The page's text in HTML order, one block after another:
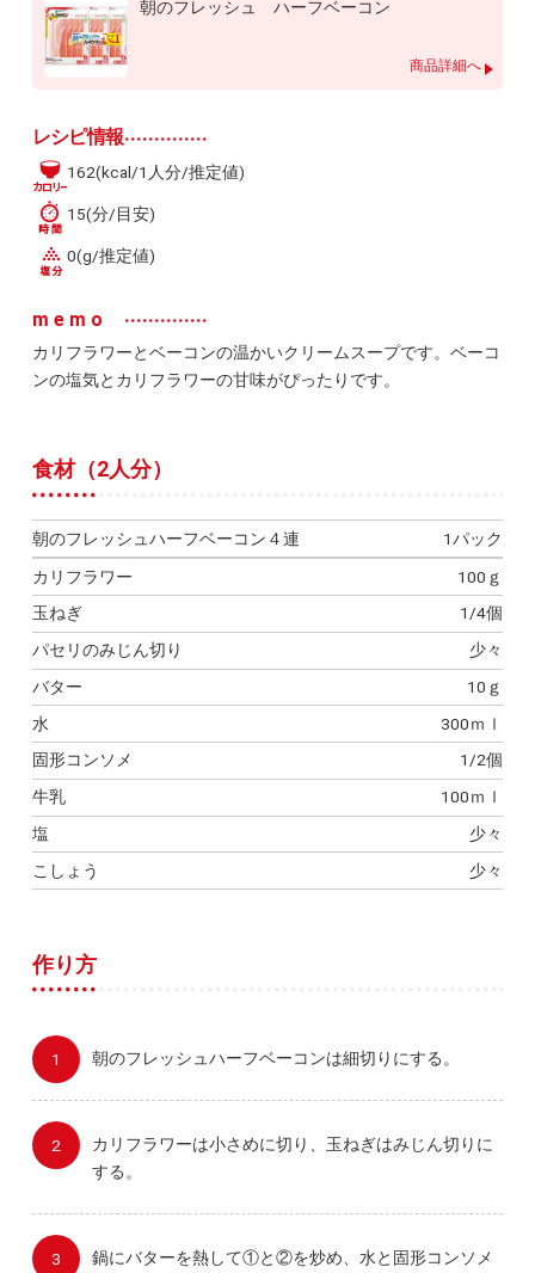
朝のフレッシュ ハーフベーコン
商品詳細へ
レシピ情報
162(kcal/1人分/推定値)
15(分/目安)
0(g/推定値)
memo
カリフラワーとベーコンの温かいクリームスープです。ベーコ
ンの塩気とカリフラワーの甘味がぴったりです。
食材（2人分）
朝のフレッシュハーフベーコン４連
1パック
カリフラワー
100ｇ
玉ねぎ
1/4個
パセリのみじん切り
少々
バター
10ｇ
水
300ｍｌ
固形コンソメ
1/2個
牛乳
100ｍｌ
塩
少々
こしょう
少々
作り方
朝のフレッシュハーフベーコンは細切りにする。
カリフラワーは小さめに切り、玉ねぎはみじん切りに
する。
鍋にバターを熱して①と②を炒め、水と固形コンソメ